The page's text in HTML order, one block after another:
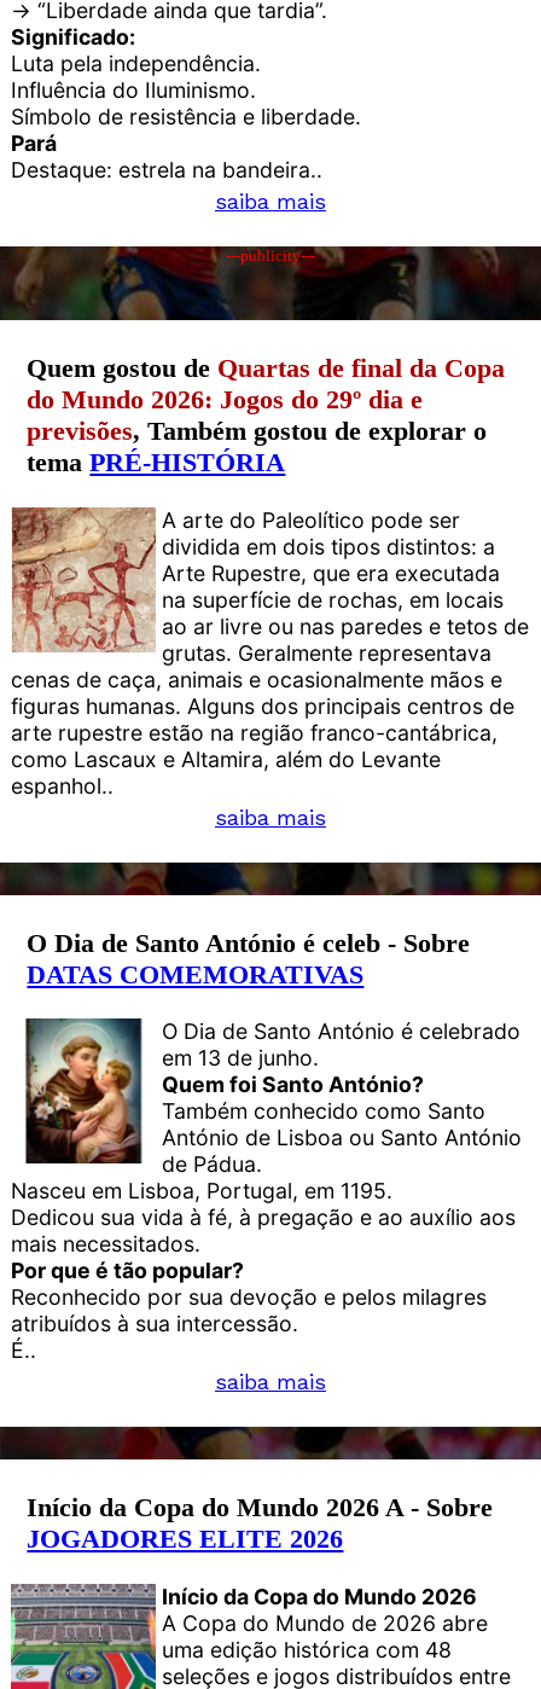
→ “Liberdade ainda que tardia”.
Significado:
Luta pela independência.
Influência do Iluminismo.
Símbolo de resistência e liberdade.
Pará
Destaque: estrela na bandeira..
saiba mais
---publicity---
Quem gostou de Quartas de final da Copa
do Mundo 2026: Jogos do 29º dia e
previsões, Também gostou de explorar o
temaPRÉ-HISTÓRIA
A arte do Paleolítico pode ser
dividida em dois tipos distintos: a
Arte Rupestre, que era executada
na superfície de rochas, em locais
ao ar livre ou nas paredes e tetos de
grutas. Geralmente representava
cenas de caça, animais e ocasionalmente mãos e
figuras humanas. Alguns dos principais centros de
arte rupestre estão na região franco-cantábrica,
como Lascaux e Altamira, além do Levante
espanhol..
saiba mais
O Dia de Santo António é celeb - Sobre
DATAS COMEMORATIVAS
O Dia de Santo António é celebrado
em 13 de junho.
Quem foi Santo António?
Também conhecido como Santo
António de Lisboa ou Santo António
de Pádua.
Nasceu em Lisboa, Portugal, em 1195.
Dedicou sua vida à fé, à pregação e ao auxílio aos
mais necessitados.
Por que é tão popular?
Reconhecido por sua devoção e pelos milagres
atribuídos à sua intercessão.
É..
saiba mais
Início da Copa do Mundo 2026 A - Sobre
JOGADORES ELITE 2026
Início da Copa do Mundo 2026
A Copa do Mundo de 2026 abre
uma edição histórica com 48
seleções e jogos distribuídos entre